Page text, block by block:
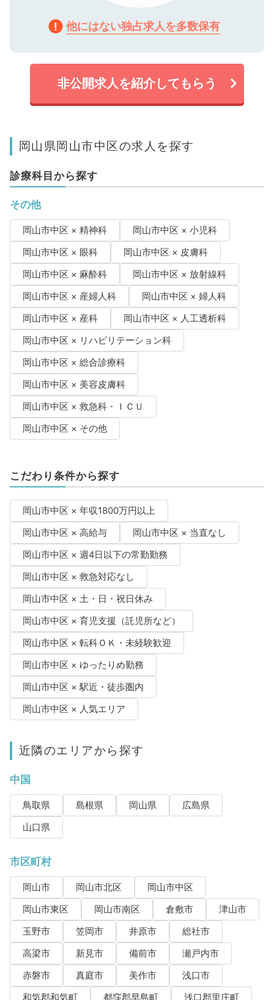
他にはない独占求人を多数保有
非公開求人を紹介してもらう
岡山県岡山市中区の求人を探す
診療科目から探す
その他
岡山市中区 × 精神科
岡山市中区 × 小児科
岡山市中区 × 眼科
岡山市中区 × 皮膚科
岡山市中区 × 麻酔科
岡山市中区 × 放射線科
岡山市中区 × 産婦人科
岡山市中区 × 婦人科
岡山市中区 × 産科
岡山市中区 × 人工透析科
岡山市中区 × リハビリテーション科
岡山市中区 × 総合診療科
岡山市中区 × 美容皮膚科
岡山市中区 × 救急科・ＩＣＵ
岡山市中区 × その他
こだわり条件から探す
岡山市中区 × 年収1800万円以上
岡山市中区 × 高給与
岡山市中区 × 当直なし
岡山市中区 × 週4日以下の常勤勤務
岡山市中区 × 救急対応なし
岡山市中区 × 土・日・祝日休み
岡山市中区 × 育児支援（託児所など）
岡山市中区 × 転科ＯＫ・未経験歓迎
岡山市中区 × ゆったりめ勤務
岡山市中区 × 駅近・徒歩圏内
岡山市中区 × 人気エリア
近隣のエリアから探す
中国
鳥取県 島根県 岡山県
広島県
山口県
市区町村
岡山市 岡山市北区
岡山市中区
岡山市東区
岡山市南区 倉敷市
津山市
玉野市
笠岡市 井原市
総社市
高梁市
新見市 備前市
瀬戸内市
赤磐市
真庭市 美作市
浅口市
和気郡和気町
都窪郡早島町
浅口郡里庄町